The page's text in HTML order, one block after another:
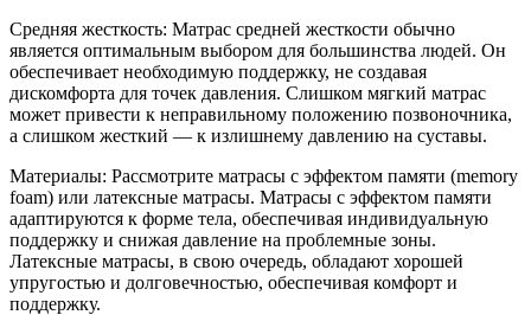
Средняя жесткость: Матрас средней жесткости обычно
является оптимальным выбором для большинства людей. Он
обеспечивает необходимую поддержку, не создавая
дискомфорта для точек давления. Слишком мягкий матрас
может привести к неправильному положению позвоночника,
а слишком жесткий — к излишнему давлению на суставы.
Материалы: Рассмотрите матрасы с эффектом памяти (memory
foam) или латексные матрасы. Матрасы с эффектом памяти
адаптируются к форме тела, обеспечивая индивидуальную
поддержку и снижая давление на проблемные зоны.
Латексные матрасы, в свою очередь, обладают хорошей
упругостью и долговечностью, обеспечивая комфорт и
поддержку.